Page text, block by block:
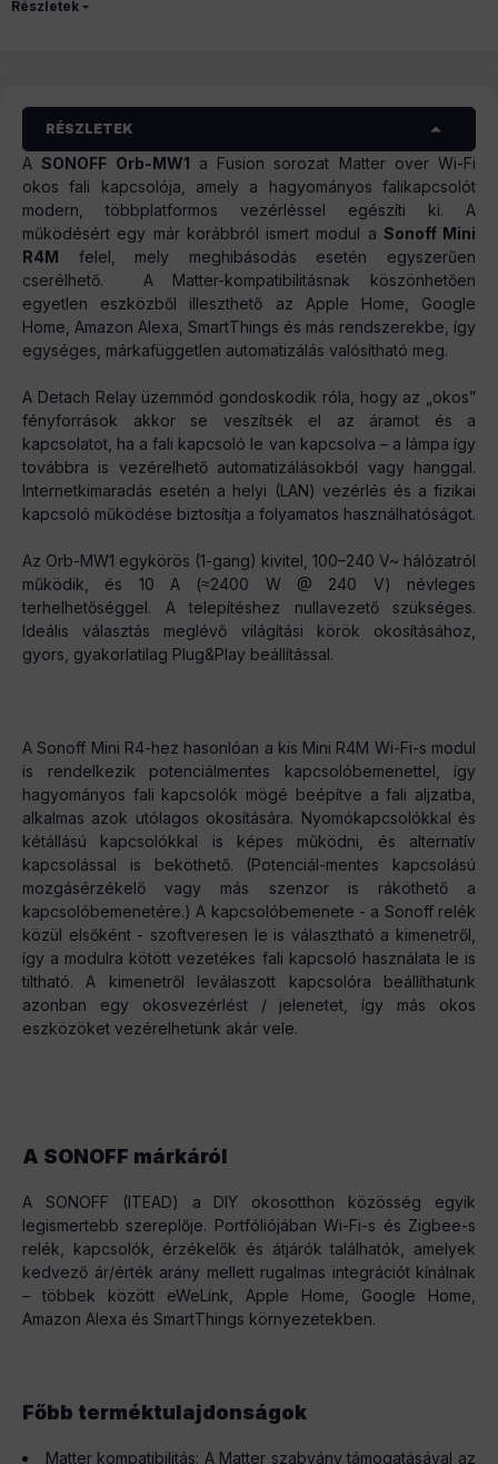
Részletek
RÉSZLETEK
ASONOFF Orb-MW1 a Fusion sorozat Matter over Wi-Fi
okos fali kapcsolója, amely a hagyományos falikapcsolót
modern, többplatformos vezérléssel egészíti ki. A
működésért egy már korábbról ismert modul a Sonoff Mini
R4M felel, mely meghibásodás esetén egyszerűen
cserélhető. A Matter-kompatibilitásnak köszönhetően
egyetlen eszközből illeszthető az Apple Home, Google
Home, Amazon Alexa, SmartThings és más rendszerekbe, így
egységes, márkafüggetlen automatizálás valósítható meg.
A Detach Relay üzemmód gondoskodik róla, hogy az „okos”
fényforrások akkor se veszítsék el az áramot és a
kapcsolatot, ha a fali kapcsoló le van kapcsolva – a lámpa így
továbbra is vezérelhető automatizálásokból vagy hanggal.
Internetkimaradás esetén a helyi (LAN) vezérlés és a fizikai
kapcsoló működése biztosítja a folyamatos használhatóságot.
Az Orb-MW1 egykörös (1-gang) kivitel, 100–240 V~ hálózatról
működik, és 10 A (≈2400 W @ 240 V) névleges
terhelhetőséggel. A telepítéshez nullavezető szükséges.
Ideális választás meglévő világítási körök okosításához,
gyors, gyakorlatilag Plug&Play beállítással.
A Sonoff Mini R4-hez hasonlóan a kis Mini R4M Wi-Fi-s modul
is rendelkezik potenciálmentes kapcsolóbemenettel, így
hagyományos fali kapcsolók mögé beépítve a fali aljzatba,
alkalmas azok utólagos okosítására. Nyomókapcsolókkal és
kétállású kapcsolókkal is képes működni, és alternatív
kapcsolással is beköthető. (Potenciál-mentes kapcsolású
mozgásérzékelő vagy más szenzor is ráköthető a
kapcsolóbemenetére.) A kapcsolóbemenete - a Sonoff relék
közül elsőként - szoftveresen le is választható a kimenetről,
így a modulra kötött vezetékes fali kapcsoló használata le is
tiltható. A kimenetről leválaszott kapcsolóra beállíthatunk
azonban egy okosvezérlést / jelenetet, így más okos
eszközöket vezérelhetünk akár vele.
A SONOFF márkáról
A SONOFF (ITEAD) a DIY okosotthon közösség egyik
legismertebb szereplője. Portfóliójában Wi-Fi-s és Zigbee-s
relék, kapcsolók, érzékelők és átjárók találhatók, amelyek
kedvező ár/érték arány mellett rugalmas integrációt kínálnak
– többek között eWeLink, Apple Home, Google Home,
Amazon Alexa és SmartThings környezetekben.
Főbb terméktulajdonságok
Matter kompatibilitás: A Matter szabvány támogatásával az